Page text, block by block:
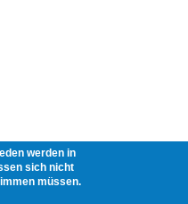
werden in
sich nicht
müssen.